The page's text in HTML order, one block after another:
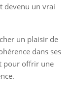
devenu un vrai
un plaisir de
dans ses
pour offrir une